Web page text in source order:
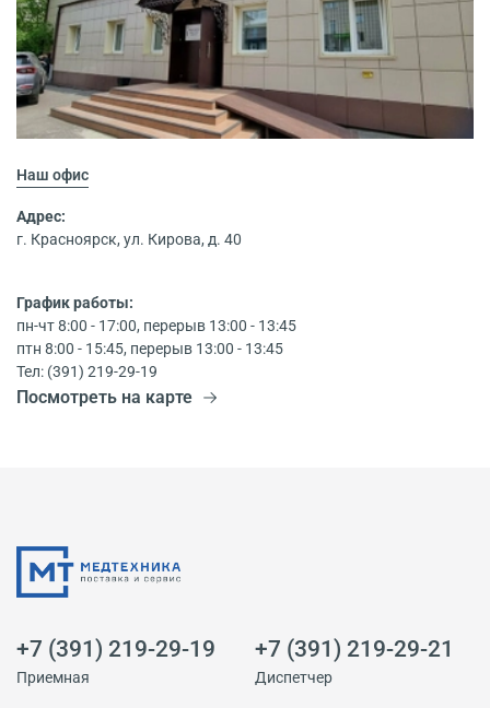
Наш офис
Адрес:
г. Красноярск, ул. Кирова, д. 40
График работы:
пн-чт 8:00 - 17:00, перерыв 13:00 - 13:45
птн 8:00 - 15:45, перерыв 13:00 - 13:45
Тел: (391) 219-29-19
Посмотреть на карте
+7 (391) 219-29-19
Приемная
+7 (391) 219-29-21
Диспетчер